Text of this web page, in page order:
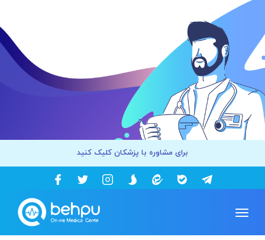
برای مشاوره با پزشکان کلیک کنید
Toggle